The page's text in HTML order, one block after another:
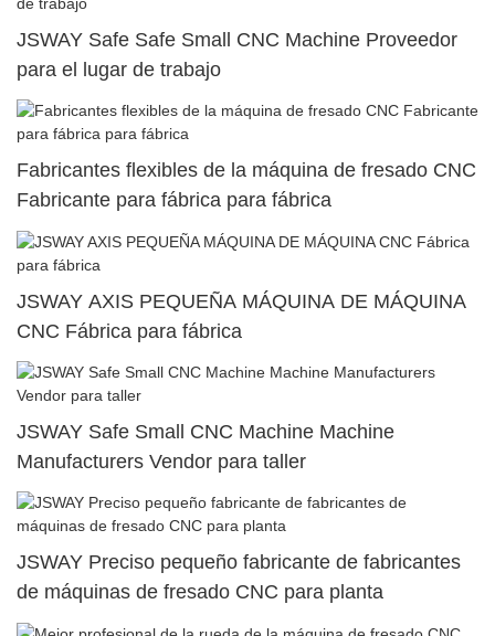
JSWAY Safe Safe Small CNC Machine Proveedor
para el lugar de trabajo
Fabricantes flexibles de la máquina de fresado CNC
Fabricante para fábrica para fábrica
JSWAY AXIS PEQUEÑA MÁQUINA DE MÁQUINA
CNC Fábrica para fábrica
JSWAY Safe Small CNC Machine Machine
Manufacturers Vendor para taller
JSWAY Preciso pequeño fabricante de fabricantes
de máquinas de fresado CNC para planta